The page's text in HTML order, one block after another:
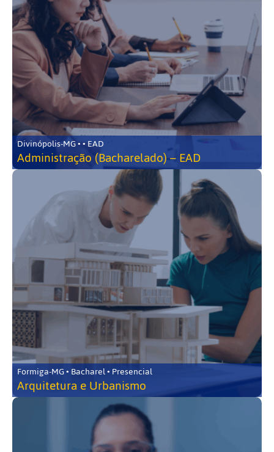
Divinópolis-MG • • EAD
Administração (Bacharelado) – EAD
Formiga-MG • Bacharel • Presencial
Arquitetura e Urbanismo